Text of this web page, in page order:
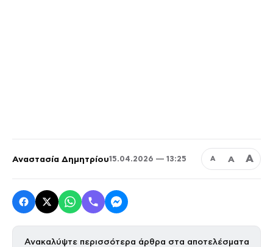
Αναστασία Δημητρίου15.04.2026 — 13:25 Α Α Α
Ανακαλύψτε περισσότερα άρθρα στα αποτελέσματα